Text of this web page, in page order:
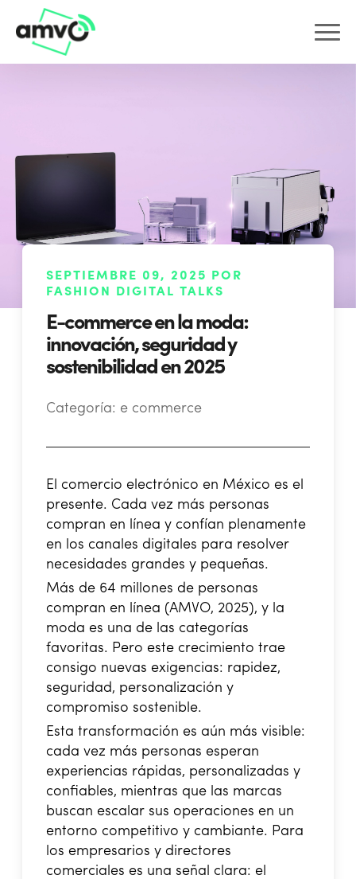
SEPTIEMBRE 09, 2025 POR
FASHION DIGITAL TALKS
E-commerce en la moda:
innovación, seguridad y
sostenibilidad en 2025
Categoría: e commerce
El comercio electrónico en México es el
presente. Cada vez más personas
compran en línea y confían plenamente
en los canales digitales para resolver
necesidades grandes y pequeñas.
Más de 64 millones de personas
compran en línea (AMVO, 2025), y la
moda es una de las categorías
favoritas. Pero este crecimiento trae
consigo nuevas exigencias: rapidez,
seguridad, personalización y
compromiso sostenible.
Esta transformación es aún más visible:
cada vez más personas esperan
experiencias rápidas, personalizadas y
confiables, mientras que las marcas
buscan escalar sus operaciones en un
entorno competitivo y cambiante. Para
los empresarios y directores
comerciales es una señal clara: el